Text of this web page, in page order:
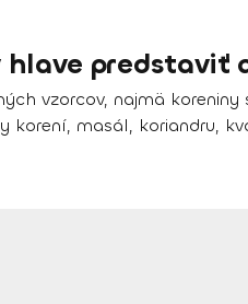
hlave
vzorcov, najmä
korení, masál, koriandru,